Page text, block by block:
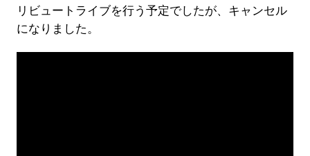
リビュートライブを行う予定でしたが、キャンセル
になりました。